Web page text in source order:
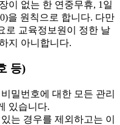
이 없는 한 연중무휴, 1일
을 원칙으로 합니다. 다만
로 교육정보원이 정한 날
지 아니합니다.
등)
밀번호에 대한 모든 관리
있습니다.
는 경우를 제외하고는 이